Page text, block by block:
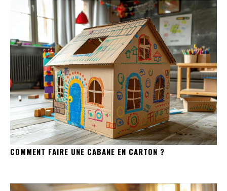
COMMENT FAIRE UNE CABANE EN CARTON ?